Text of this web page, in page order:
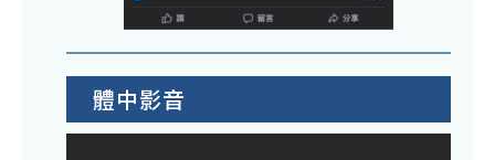
體中影音